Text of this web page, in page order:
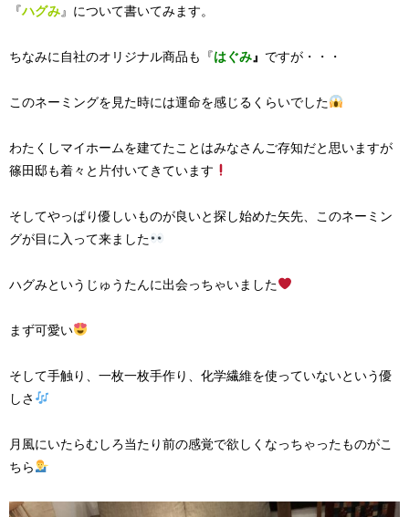
『ハグみ』について書いてみます。
ちなみに自社のオリジナル商品も『はぐみ』 ですが・・・
このネーミングを見た時には運命を感じるくらいでした
わたくしマイホームを建てたことはみなさんご存知だと思いますが
篠田邸も着々と片付いてきています
そしてやっぱり優しいものが良いと探し始めた矢先、このネーミン
グが目に入って来ました
ハグみというじゅうたんに出会っちゃいました
まず可愛い
そして手触り、一枚一枚手作り、化学繊維を使っていないという優
しさ
月風にいたらむしろ当たり前の感覚で欲しくなっちゃったものがこ
ちら